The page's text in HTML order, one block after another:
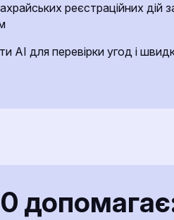
реєстраційних дій
AI для перевірки угод і